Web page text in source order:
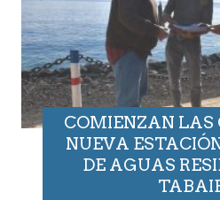
COMIENZAN LAS
NUEVA
DE AGUAS